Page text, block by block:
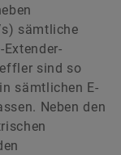
sämtliche
sind so
sämtlichen E-
Neben den